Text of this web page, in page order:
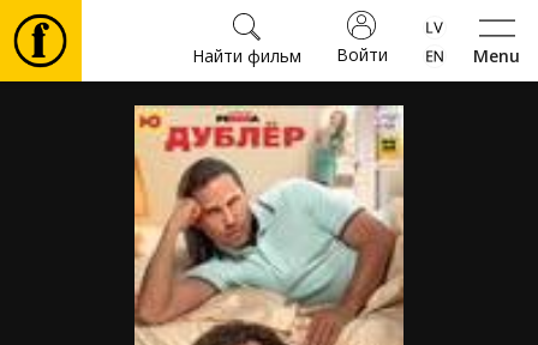
Menu
Войти
Найти фильм
Фильмы
Билеты
Культура
Мероприятия